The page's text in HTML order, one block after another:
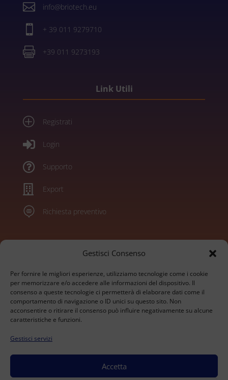
Gestisci Consenso
Per fornire le migliori esperienze, utilizziamo tecnologie come i cookie
per memorizzare e/o accedere alle informazioni del dispositivo. Il
consenso a queste tecnologie ci permetterà di elaborare dati come il
comportamento di navigazione o ID unici su questo sito. Non
acconsentire o ritirare il consenso può influire negativamente su alcune
caratteristiche e funzioni.
Gestisci servizi
Accetta
 info@briotech.eu
 + 39 011 9279710
 +39 011 9273193
Link Utili
P Registrati
 Login
 Supporto
 Export
 Richiesta preventivo
Marchi
Konica Minolta
Sharp
Olivetti
Ricoh
Xerox